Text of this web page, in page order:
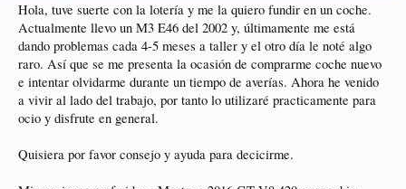
Hola, tuve suerte con la lotería y me la quiero fundir en un coche.
Actualmente llevo un M3 E46 del 2002 y, últimamente me está
dando problemas cada 4-5 meses a taller y el otro día le noté algo
raro. Así que se me presenta la ocasión de comprarme coche nuevo
e intentar olvidarme durante un tiempo de averías. Ahora he venido
a vivir al lado del trabajo, por tanto lo utilizaré practicamente para
ocio y disfrute en general.
Quisiera por favor consejo y ayuda para decicirme.